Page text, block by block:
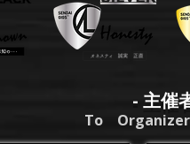
- 主催
To